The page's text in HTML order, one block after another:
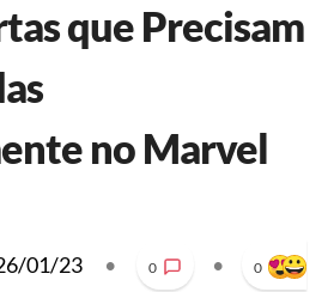
que Precisam
no Marvel
01/23 • 0 • 0